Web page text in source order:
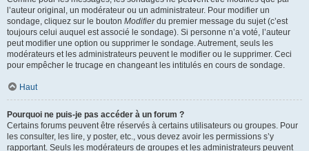
l’auteur original, un modérateur ou un administrateur. Pour modifier un
sondage, cliquez sur le bouton Modifierdu premier message du sujet (c’est
toujours celui auquel est associé le sondage). Si personne n’a voté, l’auteur
peut modifier une option ou supprimer le sondage. Autrement, seuls les
modérateurs et les administrateurs peuvent le modifier ou le supprimer. Ceci
pour empêcher le trucage en changeant les intitulés en cours de sondage.
Haut
Pourquoi ne puis-je pas accéder à un forum ?
Certains forums peuvent être réservés à certains utilisateurs ou groupes. Pour
les consulter, les lire, y poster, etc., vous devez avoir les permissions s’y
rapportant. Seuls les modérateurs de groupes et les administrateurs peuvent